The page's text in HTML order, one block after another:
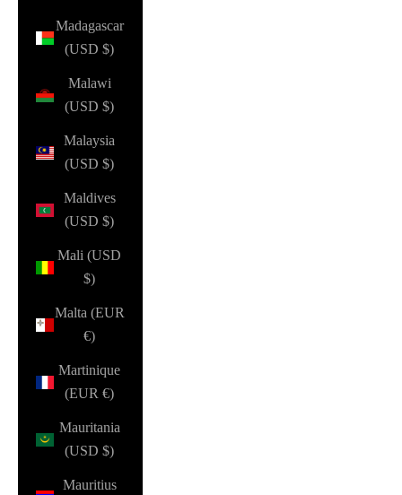
Madagascar
(USD $)
Malawi
(USD $)
Malaysia
(USD $)
Maldives
(USD $)
Mali (USD
$)
Malta (EUR
€)
Martinique
(EUR €)
Mauritania
(USD $)
Mauritius